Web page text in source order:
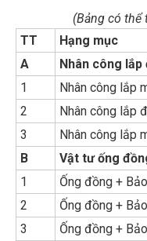
(Bảng có thể
TT
Hạng mục
A
Nhân công
1
Nhân công lắp
2
Nhân công lắp
3
Nhân công lắp
B
Vật tư ống
1
Ống đồng +
2
Ống đồng +
3
Ống đồng +